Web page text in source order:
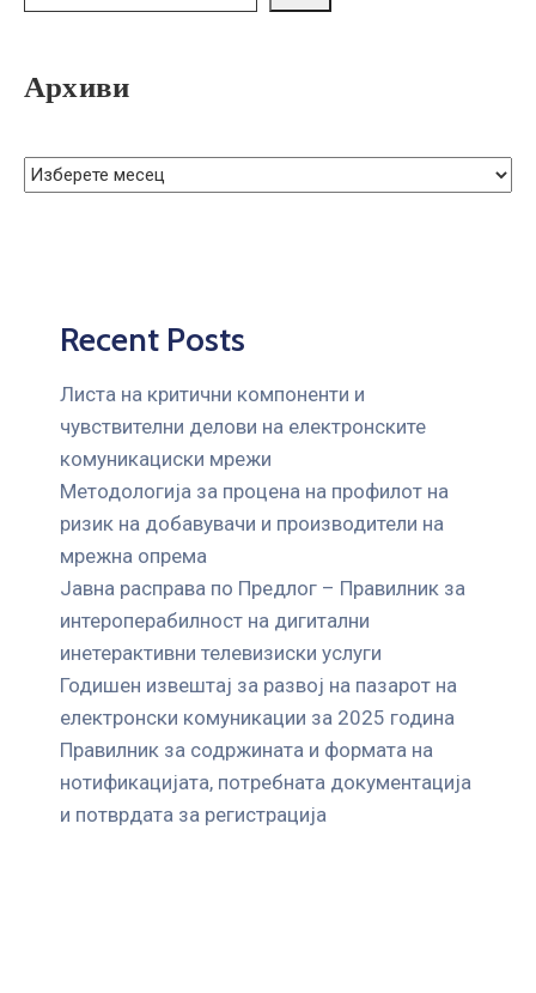
ЈАВНИ
Архиви
Recent Posts
Листа на критични компоненти и
чувствителни делови на електронските
комуникациски мрежи
Mетодологија за процена на профилот на
ризик на добавувачи и производители на
мрежна опрема
Јавна расправа по Предлог – Правилник за
интероперабилност на дигитални
инетерактивни телевизиски услуги
Годишен извештај за развој на пазарот на
електронски комуникации за 2025 година
Правилник за содржината и формата на
нотификацијата, потребната документација
и потврдата за регистрација